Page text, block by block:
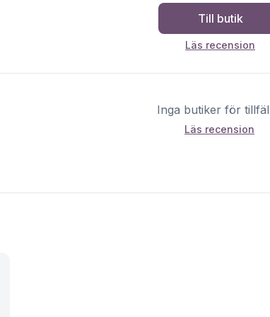
Till butik
Läs recension
Inga butiker för
Läs recension